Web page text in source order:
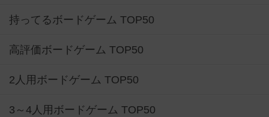
持ってるボードゲーム TOP50
高評価ボードゲーム TOP50
2人用ボードゲーム TOP50
3～4人用ボードゲーム TOP50